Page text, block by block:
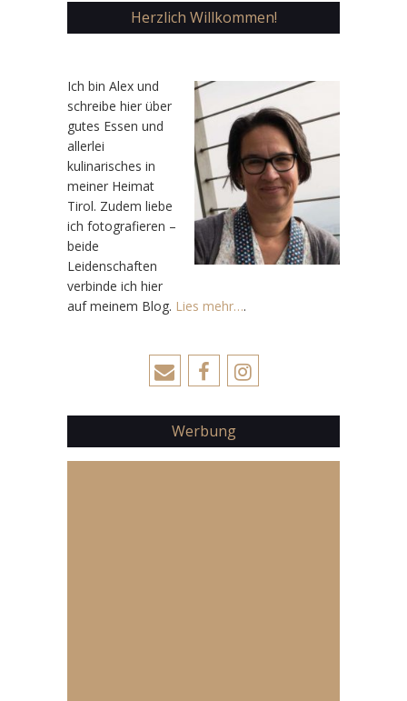
Herzlich Willkommen!
Ich bin Alex und
schreibe hier über
gutes Essen und
allerlei
kulinarisches in
meiner Heimat
Tirol. Zudem liebe
ich fotografieren –
beide
Leidenschaften
verbinde ich hier
auf meinem Blog. Lies mehr….
Werbung